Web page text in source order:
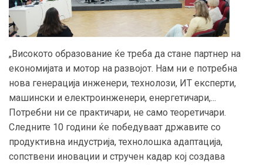
„Високото образование ќе треба да стане партнер на
економијата и мотор на развојот. Нам ни е потребна
нова генерација инженери, технолози, ИТ експерти,
машински и електроинженери, енергетичари,...
Потребни ни се практичари, не само теоретичари.
Следните 10 години ќе победуваат државите со
продуктивна индустрија, технолошка адаптација,
сопствени иновации и стручен кадар кој создава